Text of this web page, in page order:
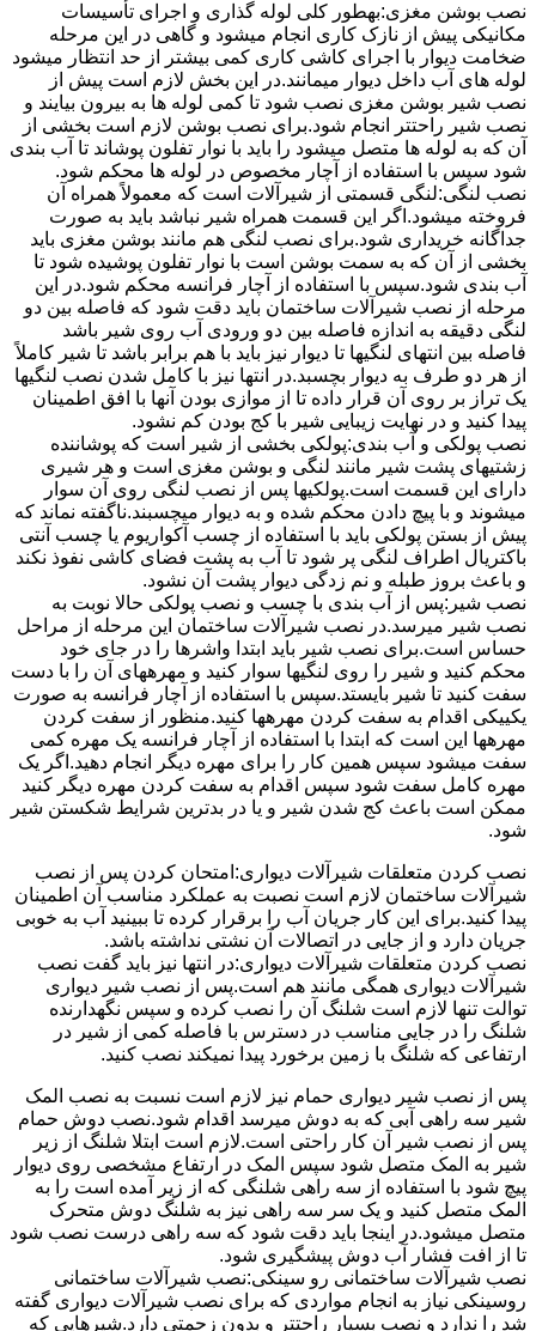
نصب بوشن مغزی:بهطور کلی لوله گذاری و اجرای تأسیسات
مکانیکی پیش از نازک کاری انجام میشود و گاهی در این مرحله
ضخامت دیوار با اجرای کاشی کاری کمی بیشتر از حد انتظار میشود
لوله های آب داخل دیوار میمانند.در این بخش لازم است پیش از
نصب شیر بوشن مغزی نصب شود تا کمی لوله ها به بیرون بیایند و
نصب شیر راحتتر انجام شود.برای نصب بوشن لازم است بخشی از
آن که به لوله ها متصل میشود را باید با نوار تفلون پوشاند تا آب بندی
شود سپس با استفاده از آچار مخصوص در لوله ها محکم شود.
نصب لنگی:لنگی قسمتی از شیرآلات است که معمولاً همراه آن
فروخته میشود.اگر این قسمت همراه شیر نباشد باید به صورت
جداگانه خریداری شود.برای نصب لنگی هم مانند بوشن مغزی باید
بخشی از آن که به سمت بوشن است با نوار تفلون پوشیده شود تا
آب بندی شود.سپس با استفاده از آچار فرانسه محکم شود.در این
مرحله از نصب شیرآلات ساختمان باید دقت شود که فاصله بین دو
لنگی دقیقه به اندازه فاصله بین دو ورودی آب روی شیر باشد
فاصله بین انتهای لنگیها تا دیوار نیز باید با هم برابر باشد تا شیر کاملاً
از هر دو طرف به دیوار بچسبد.در انتها نیز با کامل شدن نصب لنگیها
یک تراز بر روی آن قرار داده تا از موازی بودن آنها با افق اطمینان
پیدا کنید و در نهایت زیبایی شیر با کج بودن کم نشود.
نصب پولکی و آب بندی:پولکی بخشی از شیر است که پوشاننده
زشتیهای پشت شیر مانند لنگی و بوشن مغزی است و هر شیری
دارای این قسمت است.پولکیها پس از نصب لنگی روی آن سوار
میشوند و با پیچ دادن محکم شده و به دیوار میچسبند.ناگفته نماند که
پیش از بستن پولکی باید با استفاده از چسب آکواریوم یا چسب آنتی
باکتریال اطراف لنگی پر شود تا آب به پشت فضای کاشی نفوذ نکند
و باعث بروز طبله و نم زدگی دیوار پشت آن نشود.
نصب شیر:پس از آب بندی با چسب و نصب پولکی حالا نوبت به
نصب شیر میرسد.در نصب شیرآلات ساختمان این مرحله از مراحل
حساس است.برای نصب شیر باید ابتدا واشرها را در جای خود
محکم کنید و شیر را روی لنگیها سوار کنید و مهرههای آن را با دست
سفت کنید تا شیر بایستد.سپس با استفاده از آچار فرانسه به صورت
یکییکی اقدام به سفت کردن مهرهها کنید.منظور از سفت کردن
مهرهها این است که ابتدا با استفاده از آچار فرانسه یک مهره کمی
سفت میشود سپس همین کار را برای مهره دیگر انجام دهید.اگر یک
مهره کامل سفت شود سپس اقدام به سفت کردن مهره دیگر کنید
ممکن است باعث کج شدن شیر و یا در بدترین شرایط شکستن شیر
شود.
نصب کردن متعلقات شیرآلات دیواری:امتحان کردن پس از نصب
شیرآلات ساختمان لازم است نصبت به عملکرد مناسب آن اطمینان
پیدا کنید.برای این کار جریان آب را برقرار کرده تا ببینید آب به خوبی
جریان دارد و از جایی در اتصالات آن نشتی نداشته باشد.
نصب کردن متعلقات شیرآلات دیواری:در انتها نیز باید گفت نصب
شیرآلات دیواری همگی مانند هم است.پس از نصب شیر دیواری
توالت تنها لازم است شلنگ آن را نصب کرده و سپس نگهدارنده
شلنگ را در جایی مناسب در دسترس با فاصله کمی از شیر در
ارتفاعی که شلنگ با زمین برخورد پیدا نمیکند نصب کنید.
پس از نصب شیر دیواری حمام نیز لازم است نسبت به نصب المک
شیر سه راهی آبی که به دوش میرسد اقدام شود.نصب دوش حمام
پس از نصب شیر آن کار راحتی است.لازم است ابتلا شلنگ از زیر
شیر به المک متصل شود سپس المک در ارتفاع مشخصی روی دیوار
پیچ شود با استفاده از سه راهی شلنگی که از زیر آمده است را به
المک متصل کنید و یک سر سه راهی نیز به شلنگ دوش متحرک
متصل میشود.در اینجا باید دقت شود که سه راهی درست نصب شود
تا از افت فشار آب دوش پیشگیری شود.
نصب شیرآلات ساختمانی رو سینکی:نصب شیرآلات ساختمانی
روسینکی نیاز به انجام مواردی که برای نصب شیرآلات دیواری گفته
شد را ندارد و نصب بسیار راحتتر و بدون زحمتی دارد.شیرهایی که